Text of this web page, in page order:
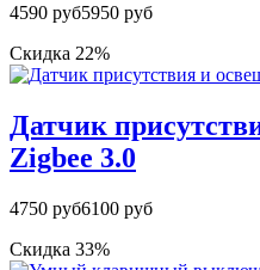
4590 руб5950 руб
Скидка 22%
Датчик
Zigbee 3.0
4750 руб6100 руб
Скидка 33%